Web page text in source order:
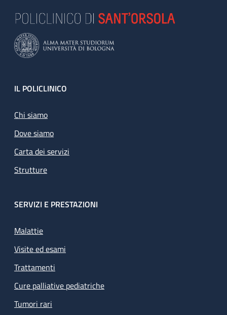
Footer
IL POLICLINICO
Chi siamo
Dove siamo
Carta dei servizi
Strutture
SERVIZI E PRESTAZIONI
Malattie
Visite ed esami
Trattamenti
Cure palliative pediatriche
Tumori rari